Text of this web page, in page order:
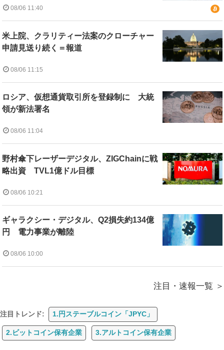
08/06 11:40
米上院、クラリティー法案のクローチャー
申請見送り続く＝報道
08/06 11:15
ロシア、仮想通貨取引所を登録制に 大統
領が新法署名
08/06 11:04
野村傘下レーザーデジタル、ZIGChainに戦
略出資 TVL1億ドル目標
08/06 10:21
ギャラクシー・デジタル、Q2損失約134億
円 電力事業が離陸
08/06 10:00
注目・速報一覧
注目トレンド: 1.円ステーブルコイン「JPYC」
2.ビットコイン保有企業 3.アルトコイン保有企業